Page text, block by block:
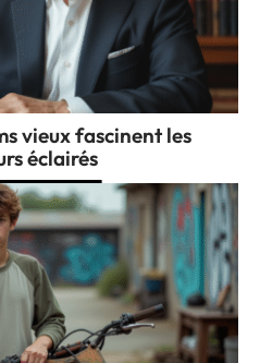
vieux fascinent les
éclairés